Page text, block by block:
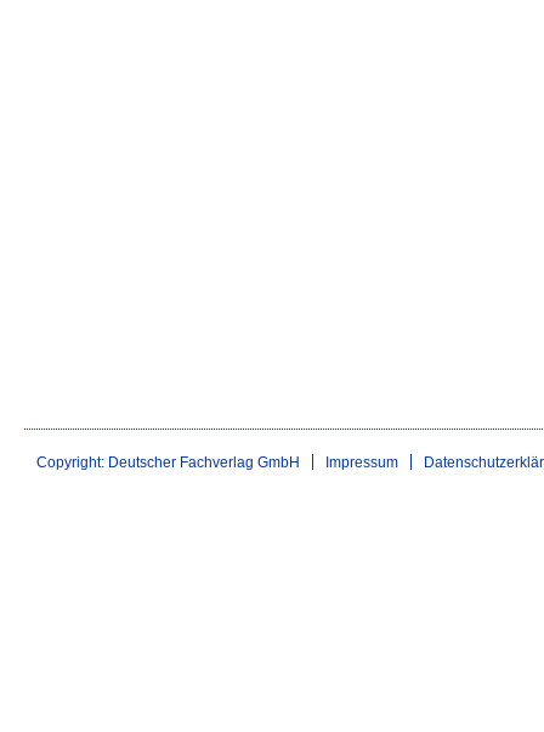
Copyright: Deutscher Fachverlag GmbH Impressum